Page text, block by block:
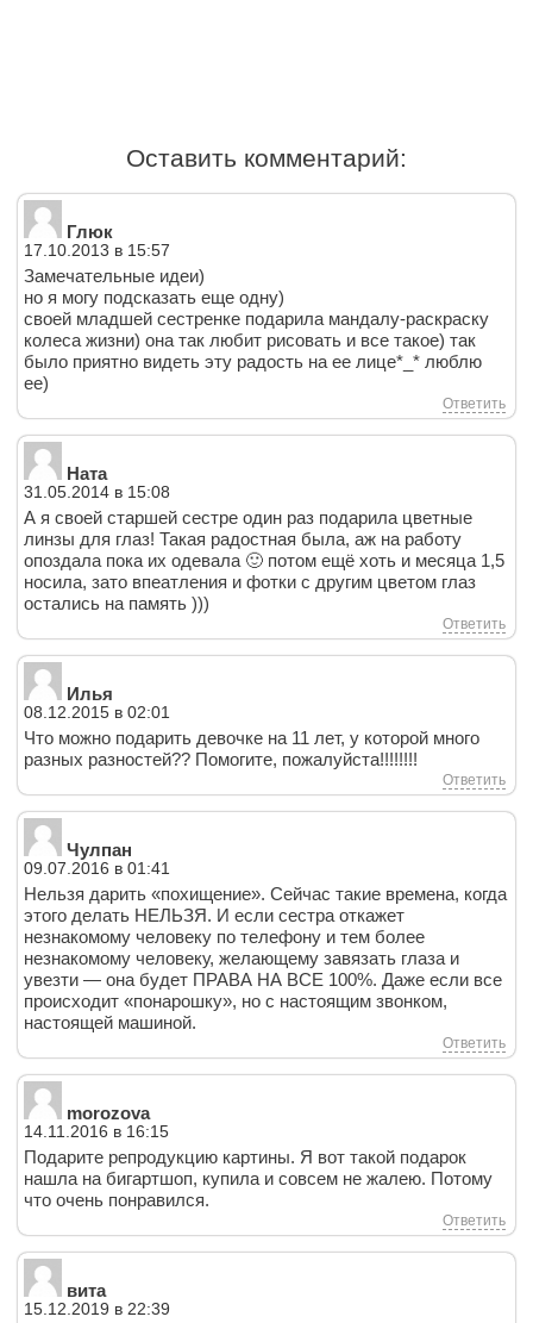
Оставить комментарий:
Глюк
17.10.2013 в 15:57
Замечательные идеи)
но я могу подсказать еще одну)
своей младшей сестренке подарила мандалу-раскраску
колеса жизни) она так любит рисовать и все такое) так
было приятно видеть эту радость на ее лице*_* люблю
ее)
Ответить
Ната
31.05.2014 в 15:08
А я своей старшей сестре один раз подарила цветные
линзы для глаз! Такая радостная была, аж на работу
опоздала пока их одевала 🙂 потом ещё хоть и месяца 1,5
носила, зато впеатления и фотки с другим цветом глаз
остались на память )))
Ответить
Илья
08.12.2015 в 02:01
Что можно подарить девочке на 11 лет, у которой много
разных разностей?? Помогите, пожалуйста!!!!!!!!
Ответить
Чулпан
09.07.2016 в 01:41
Нельзя дарить «похищение». Сейчас такие времена, когда
этого делать НЕЛЬЗЯ. И если сестра откажет
незнакомому человеку по телефону и тем более
незнакомому человеку, желающему завязать глаза и
увезти — она будет ПРАВА НА ВСЕ 100%. Даже если все
происходит «понарошку», но с настоящим звонком,
настоящей машиной.
Ответить
morozova
14.11.2016 в 16:15
Подарите репродукцию картины. Я вот такой подарок
нашла на бигартшоп, купила и совсем не жалею. Потому
что очень понравился.
Ответить
вита
15.12.2019 в 22:39